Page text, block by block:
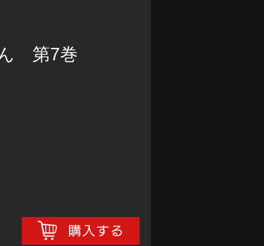
第7巻